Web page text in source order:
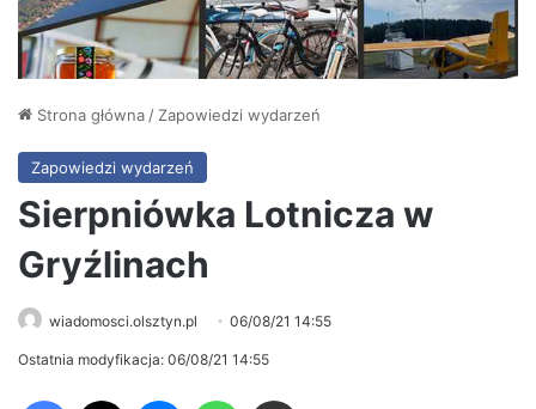
Strona główna / Zapowiedzi wydarzeń
Zapowiedzi wydarzeń
Sierpniówka Lotnicza w
Gryźlinach
wiadomosci.olsztyn.pl 06/08/21 14:55
Ostatnia modyfikacja: 06/08/21 14:55